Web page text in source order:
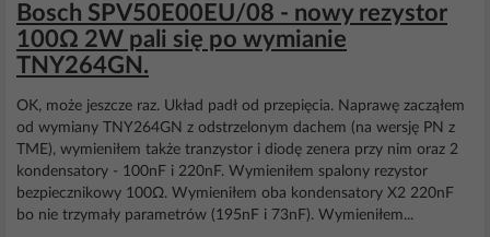
Bosch SPV50E00EU/08 - nowy rezystor
100Ω 2W pali się po wymianie
TNY264GN.
OK, może jeszcze raz. Układ padł od przepięcia. Naprawę zacząłem
od wymiany TNY264GN z odstrzelonym dachem (na wersję PN z
TME), wymieniłem także tranzystor i diodę zenera przy nim oraz 2
kondensatory - 100nF i 220nF. Wymieniłem spalony rezystor
bezpiecznikowy 100Ω. Wymieniłem oba kondensatory X2 220nF
bo nie trzymały parametrów (195nF i 73nF). Wymieniłem...